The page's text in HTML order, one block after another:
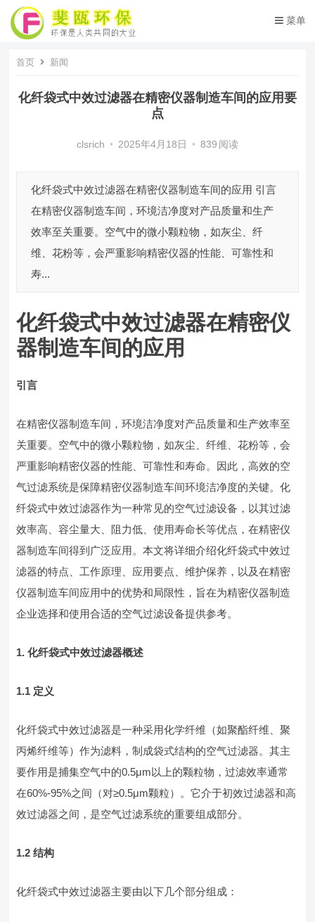
菜单
首页 新闻
化纤袋式中效过滤器在精密仪器制造车间的应用要
点
clsrich • 2025年4月18日 • 839 阅读
化纤袋式中效过滤器在精密仪器制造车间的应用 引言
在精密仪器制造车间，环境洁净度对产品质量和生产
效率至关重要。空气中的微小颗粒物，如灰尘、纤
维、花粉等，会严重影响精密仪器的性能、可靠性和
寿...
化纤袋式中效过滤器在精密仪
器制造车间的应用
引言
在精密仪器制造车间，环境洁净度对产品质量和生产效率至
关重要。空气中的微小颗粒物，如灰尘、纤维、花粉等，会
严重影响精密仪器的性能、可靠性和寿命。因此，高效的空
气过滤系统是保障精密仪器制造车间环境洁净度的关键。化
纤袋式中效过滤器作为一种常见的空气过滤设备，以其过滤
效率高、容尘量大、阻力低、使用寿命长等优点，在精密仪
器制造车间得到广泛应用。本文将详细介绍化纤袋式中效过
滤器的特点、工作原理、应用要点、维护保养，以及在精密
仪器制造车间应用中的优势和局限性，旨在为精密仪器制造
企业选择和使用合适的空气过滤设备提供参考。
1. 化纤袋式中效过滤器概述
1.1 定义
化纤袋式中效过滤器是一种采用化学纤维（如聚酯纤维、聚
丙烯纤维等）作为滤料，制成袋式结构的空气过滤器。其主
要作用是捕集空气中的0.5μm以上的颗粒物，过滤效率通常
在60%-95%之间（对≥0.5μm颗粒）。它介于初效过滤器和高
效过滤器之间，是空气过滤系统的重要组成部分。
1.2 结构
化纤袋式中效过滤器主要由以下几个部分组成：